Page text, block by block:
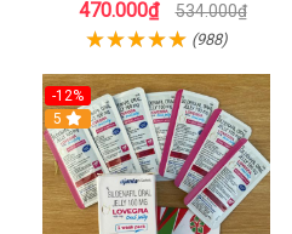
Cứng & Kéo Dài Thời Gian
470.000₫ 534.000₫
(988)
-12%
5